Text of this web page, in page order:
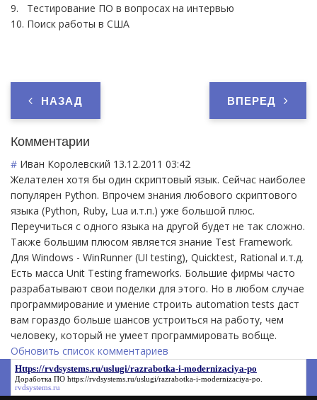
9. Тестирование ПО в вопросах на интервью
10. Поиск работы в США
НАЗАД ВПЕРЕД
Комментарии
# Иван Королевский 13.12.2011 03:42
Желателен хотя бы один скриптовый язык. Сейчас наиболее
популярен Python. Впрочем знания любового скриптового
языка (Python, Ruby, Lua и.т.п.) уже большой плюс.
Переучиться с одного языка на другой будет не так сложно.
Также большим плюсом является знание Test Framework.
Для Windows - WinRunner (UI testing), Quicktest, Rational и.т.д.
Есть масса Unit Testing frameworks. Большие фирмы часто
разрабатывают свои поделки для этого. Но в любом случае
программирование и умение строить automation tests даст
вам гораздо больше шансов устроиться на работу, чем
человеку, который не умеет программировать вобще.
Обновить список комментариев
Https://rvdsystems.ru/uslugi/razrabotka-i-modernizaciya-po
Доработка ПО https://rvdsystems.ru/uslugi/razrabotka-i-modernizaciya-po
rvdsystems.ru